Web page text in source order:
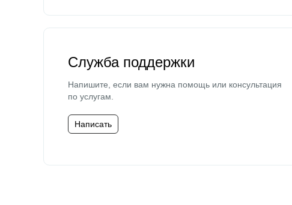
Служба поддержки
Напишите, если вам нужна помощь или консультация
по услугам.
Написать